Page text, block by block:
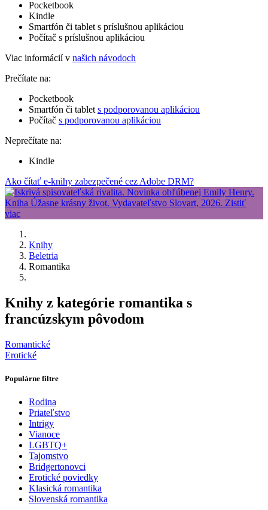
Pocketbook
Kindle
Smartfón či tablet s príslušnou aplikáciou
Počítač s príslušnou aplikáciou
Viac informácií v našich návodoch
Prečítate na:
Pocketbook
Smartfón či tablet s podporovanou aplikáciou
Počítač s podporovanou aplikáciou
Neprečítate na:
Kindle
Ako čítať e-knihy zabezpečené cez Adobe DRM?
Knihy
Beletria
Romantika
Knihy z kategórie romantika s
francúzskym pôvodom
Romantické
Erotické
Populárne filtre
Rodina
Priateľstvo
Intrigy
Vianoce
LGBTQ+
Tajomstvo
Bridgertonovci
Erotické poviedky
Klasická romantika
Slovenská romantika